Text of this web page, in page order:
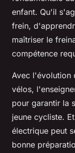
enfant. Qu'il
frein,
maîtriser le
compétence
Avec l'évolution
vélos,
pour garantir la
jeune cycliste.
électrique peut
bonne